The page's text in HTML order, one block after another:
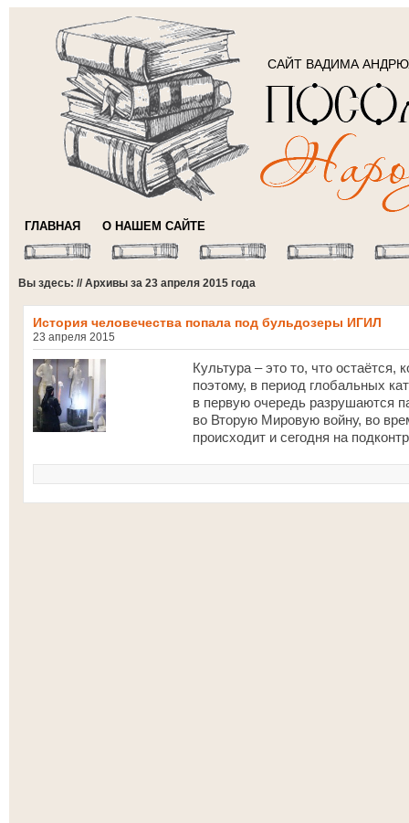
САЙТ ВАДИМА
ГЛАВНАЯ О НАШЕМ САЙТЕ
Вы здесь: // Архивы за 23 апреля 2015 года
История человечества попала под бульдозеры ИГИЛ
23 апреля 2015
Культура – это то, что остаётся,
поэтому, в период глобальных
в первую очередь разрушаются
во Вторую Мировую войну, во
происходит и сегодня на